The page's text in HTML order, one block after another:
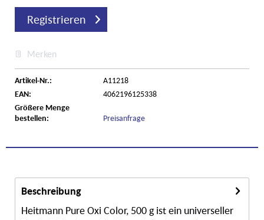
Registrieren
Merken
Artikel-Nr.:
A11218
EAN:
4062196125338
Größere Menge
bestellen:
Preisanfrage
Beschreibung
Heitmann Pure Oxi Color, 500 g ist ein universeller